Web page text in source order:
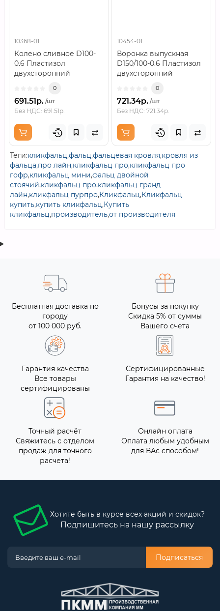
10368-01
Колено сливное D100-
0.6 Пластизол
двухсторонний
0
691.51р. /шт
Без НДС: 691.51р.
10454-01
Воронка выпускная
D150/100-0.6 Пластизол
двухсторонний
0
721.34р. /шт
Без НДС: 721.34р.
Теги:кликфальц,фальц,фальцевая кровля,кровля из
фальца,про лайн,кликфальц про,кликфальц про
гофр,кликфальц мини,фальц двойной
стоячий,кликфальц про,кликфальц гранд
лайн,кликфальц пурпро,Кликфальц,Кликфальц
купить,купить кликфальц,Купить
кликфальц,производитель,от производителя
Бесплатная доставка по
городу
от 100 000 руб.
Бонусы за покупку
Скидка 5% от суммы
Вашего счета
Гарантия качества
Все товары
сертифицированы
Сертифицированные
Гарантия на качество!
Точный расчёт
Свяжитесь с отделом
продаж для точного
расчета!
Онлайн оплата
Оплата любым удобным
для ВАс способом!
Хотите быть в курсе всех акций и скидок?
Подпишитесь на нашу рассылку
Подписаться